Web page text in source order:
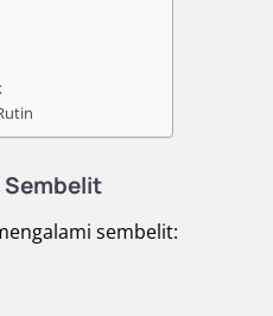
Sembelit
sembelit: